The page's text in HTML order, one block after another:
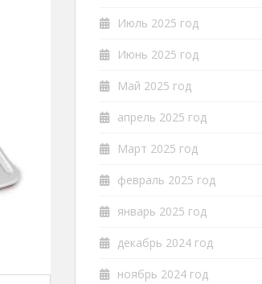
Июль 2025 год
Июнь 2025 год
Май 2025 год
апрель 2025 год
Март 2025 год
февраль 2025 год
январь 2025 год
декабрь 2024 год
ноябрь 2024 год